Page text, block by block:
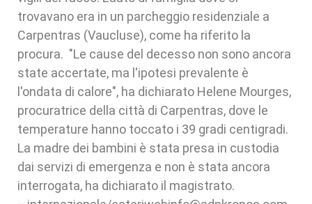
trovavano era in un parcheggio residenziale a
Carpentras (Vaucluse), come ha riferito la
procura. "Le cause del decesso non sono ancora
state accertate, ma l'ipotesi prevalente è
l'ondata di calore", ha dichiarato Helene Mourges,
procuratrice della città di Carpentras, dove le
temperature hanno toccato i 39 gradi centigradi.
La madre dei bambini è stata presa in custodia
dai servizi di emergenza e non è stata ancora
interrogata, ha dichiarato il magistrato.